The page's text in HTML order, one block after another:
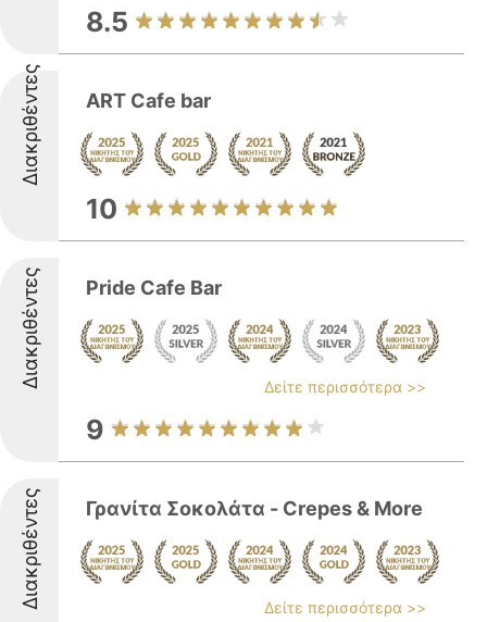
8.5
Διακριθέντες ART Cafe bar
10
Διακριθέντες Pride Cafe Bar
Δείτε περισσότερα >>
9
Διακριθέντες Γρανίτα Σοκολάτα - Crepes & More
Δείτε περισσότερα >>